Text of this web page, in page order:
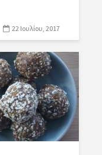
22 Ιουλίου, 2017